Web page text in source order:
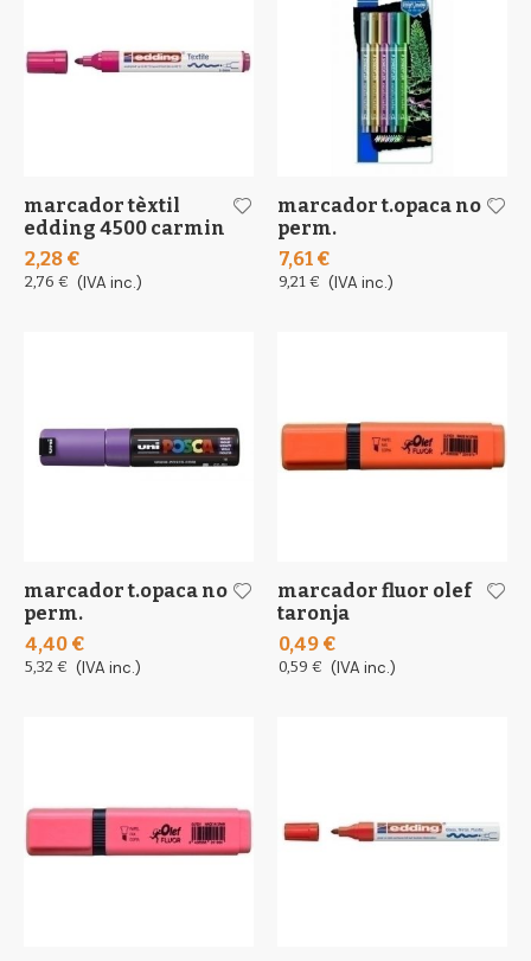
marcador tèxtil
edding 4500 carmin
2,28 €
2,76 € (IVA inc.)
marcador t.opaca no
perm.
7,61 €
9,21 € (IVA inc.)
marcador t.opaca no
perm.
4,40 €
5,32 € (IVA inc.)
marcador fluor olef
taronja
0,49 €
0,59 € (IVA inc.)